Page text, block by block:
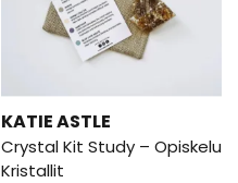
KATIE ASTLE
Crystal Kit Study – Opiskelu
Kristallit